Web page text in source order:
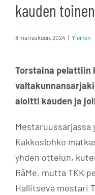
kauden
8 marraskuun, 2024 | Yleinen
Torstaina pelattiin
aloitti kauden ja
Mestaruussarjassa
Kakkoslohko
yhden ottelun,
RäMe, mutta TKK
Hallitseva mestari